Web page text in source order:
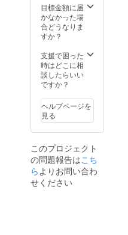
北海
道 九
州 沖
はお届
けする
ことが
できま
せん。
食の安
為ご了
承下さ
い。
「原材
料及び
添加物
等の食
いかと
思いま
すが今
発送は
5〜6月
予定し
ており
その時
美味し
いお野
菜8種類
以上で
お届け
致しま
す 海
しま
す！
鮪は必
ますの
でご了
承下さ
い。 そ
捕れた
魚をお
魚屋さ
んに相
裁いて
もら
い 刺
身にし
からご
覧下さ
い。 木
油揚げ
３枚
がんも
２コ
袋 オス
スメ
セット
をお届
ます。
静岡県
からふ
もとも
農園さ
バ
ラ肉
500g
挽肉
1kg
ナー1
パック5
本入
り
ポン酢
１
本
ゆず豚
目標金額に届
かなかった場
合どうなりま
すか？
支援で困った
時はどこに相
談したらいい
ですか？
ヘルプページを
見る
このプロジェクト
の問題報告はこち
らよりお問い合わ
せください